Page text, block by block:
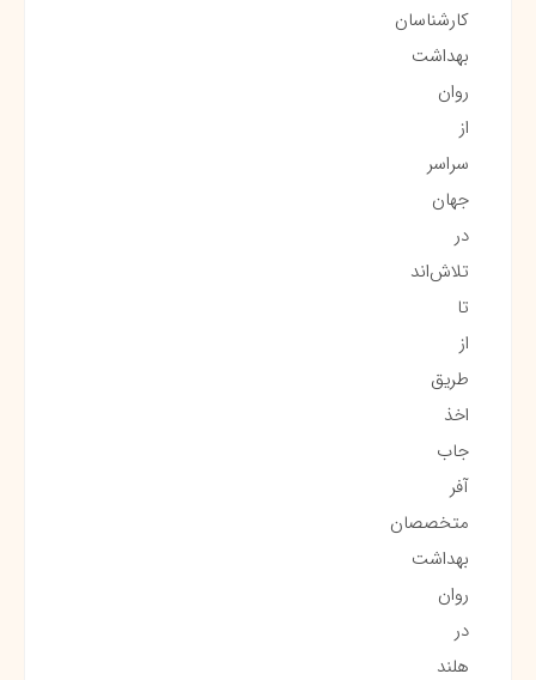
کارشناسان
بهداشت
روان
از
سراسر
جهان
در
تلاش‌اند
تا
از
طریق
اخذ
جاب
آفر
متخصصان
بهداشت
روان
در
هلند